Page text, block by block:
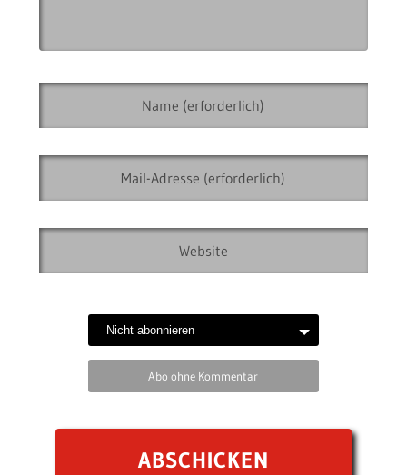
Abo ohne Kommentar